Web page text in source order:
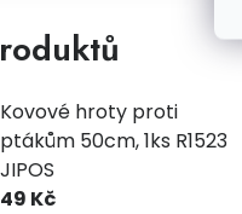
Kovové hroty proti
ptákům 50cm, 1ks R1523
JIPOS
49 Kč